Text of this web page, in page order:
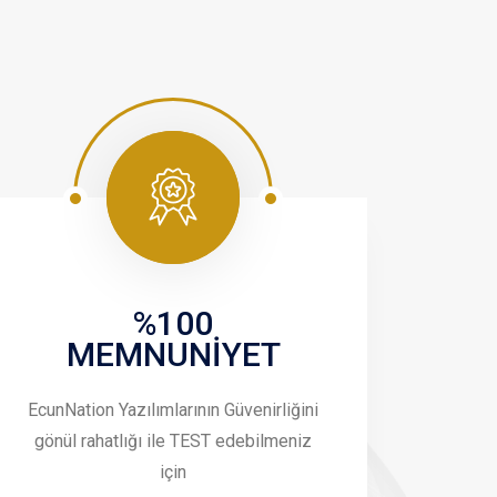
%100
MEMNUNİYET
EcunNation Yazılımlarının Güvenirliğini
gönül rahatlığı ile TEST edebilmeniz
için